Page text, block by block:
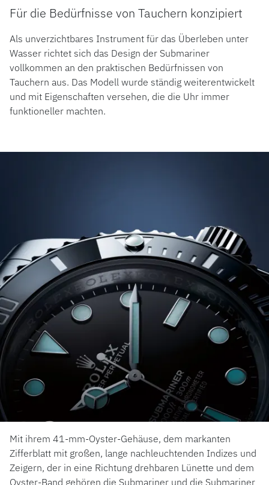
Für die Bedürfnisse von Tauchern konzipiert
Als unverzichtbares Instrument für das Überleben unter
Wasser richtet sich das Design der Submariner
vollkommen an den praktischen Bedürfnissen von
Tauchern aus. Das Modell wurde ständig weiterentwickelt
und mit Eigenschaften versehen, die die Uhr immer
funktioneller machten.
Mit ihrem 41-mm-Oyster-Gehäuse, dem markanten
Zifferblatt mit großen, lange nachleuchtenden Indizes und
Zeigern, der in eine Richtung drehbaren Lünette und dem
Oyster-Band gehören die Submariner und die Submariner